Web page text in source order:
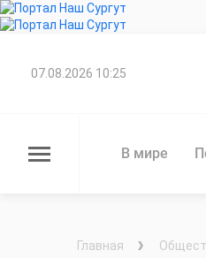
07.08.2026 10:25
В мире
Главная